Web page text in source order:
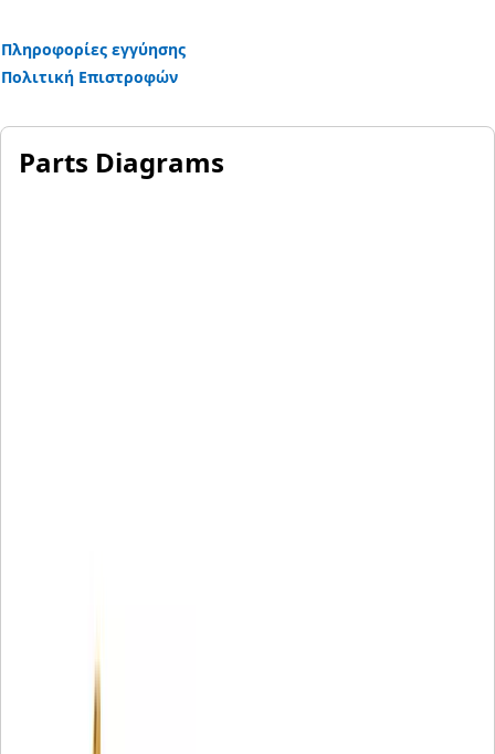
Πληροφορίες εγγύησης
Πολιτική Επιστροφών
Parts Diagrams